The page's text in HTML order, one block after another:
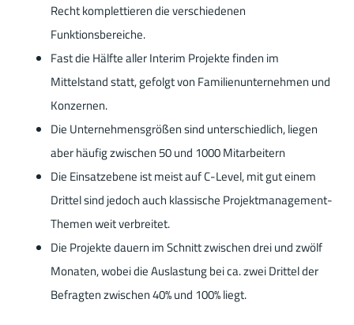
Recht komplettieren die verschiedenen
Funktionsbereiche.
Fast die Hälfte aller Interim Projekte finden im
Mittelstand statt, gefolgt von Familienunternehmen und
Konzernen.
Die Unternehmensgrößen sind unterschiedlich, liegen
aber häufig zwischen 50 und 1000 Mitarbeitern
Die Einsatzebene ist meist auf C-Level, mit gut einem
Drittel sind jedoch auch klassische Projektmanagement-
Themen weit verbreitet.
Die Projekte dauern im Schnitt zwischen drei und zwölf
Monaten, wobei die Auslastung bei ca. zwei Drittel der
Befragten zwischen 40% und 100% liegt.